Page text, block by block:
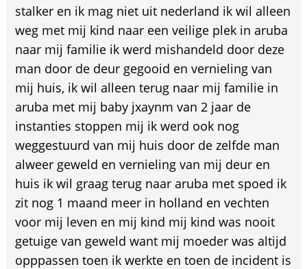
stalker en ik mag niet uit nederland ik wil alleen
weg met mij kind naar een veilige plek in aruba
naar mij familie ik werd mishandeld door deze
man door de deur gegooid en vernieling van
mij huis, ik wil alleen terug naar mij familie in
aruba met mij baby jxaynm van 2 jaar de
instanties stoppen mij ik werd ook nog
weggestuurd van mij huis door de zelfde man
alweer geweld en vernieling van mij deur en
huis ik wil graag terug naar aruba met spoed ik
zit nog 1 maand meer in holland en vechten
voor mij leven en mij kind mij kind was nooit
getuige van geweld want mij moeder was altijd
opppassen toen ik werkte en toen de incident is